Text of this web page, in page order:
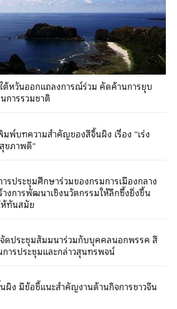
ต้หวันออกแถลงการณ์ร่วม คัดค้านการยุบ
ารรวมชาติ
พ์บทความสำคัญของสีจิ้นผิง เรื่อง "เร่ง
ขภาพดี"
รประชุมศึกษาร่วมของกรมการเมืองกลาง
างการพัฒนาเชิงนวัตกรรมให้ลึกซึ้งยิ่งขึ้น
ทันสมัย
ดประชุมสัมมนาร่วมกับบุคคลนอกพรรค สี
ารประชุมและกล่าวสุนทรพจน์
ผิง มีข้อชี้แนะสำคัญงานด้านกิจการชาวจีน